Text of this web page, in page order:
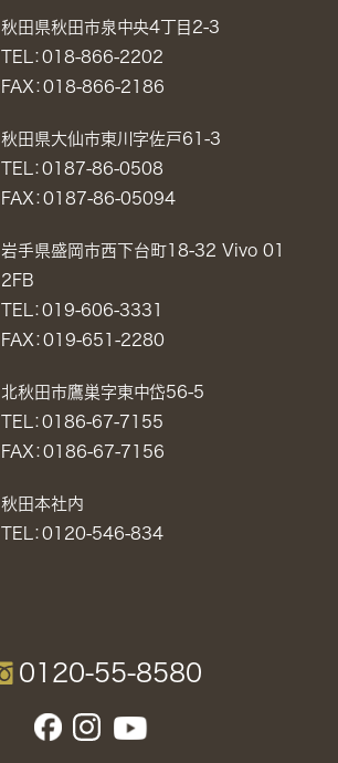
秋田県秋田市泉中央4丁目2-3
TEL：018-866-2202
FAX：018-866-2186
秋田県大仙市東川字佐戸61-3
TEL：0187-86-0508
FAX：0187-86-05094
岩手県盛岡市西下台町18-32 Vivo 01
2FB
TEL：019-606-3331
FAX：019-651-2280
北秋田市鷹巣字東中岱56-5
TEL：0186-67-7155
FAX：0186-67-7156
秋田本社内
TEL：0120-546-834
0120-55-8580